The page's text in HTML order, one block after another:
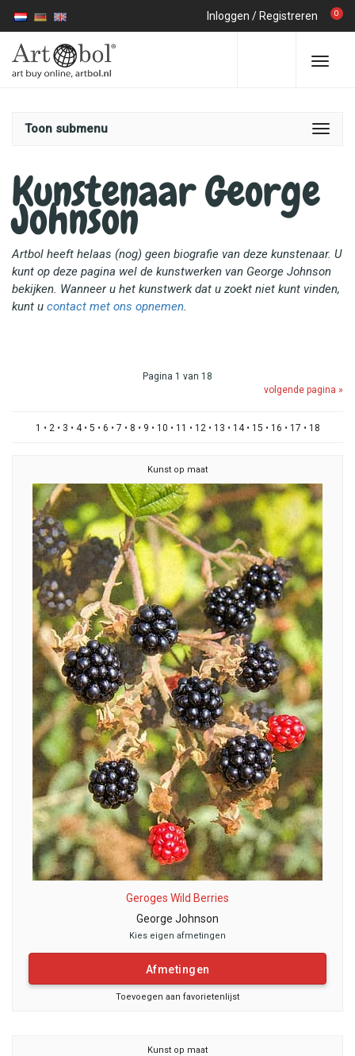
Inloggen / Registreren 0
Toon submenu
Kunstenaar George
Johnson
Artbol heeft helaas (nog) geen biografie van deze kunstenaar. U
kunt op deze pagina wel de kunstwerken van George Johnson
bekijken. Wanneer u het kunstwerk dat u zoekt niet kunt vinden,
kunt u contact met ons opnemen.
Pagina 1 van 18
volgende pagina »
1 • 2• 3 • 4• 5 • 6 • 7 • 8 • 9 • 10 • 11 • 12• 13 • 14• 15 • 16 • 17 • 18
Kunst op maat
Geroges Wild Berries
George Johnson
Kies eigen afmetingen
Afmetingen
Toevoegen aan favorietenlijst
Kunst op maat